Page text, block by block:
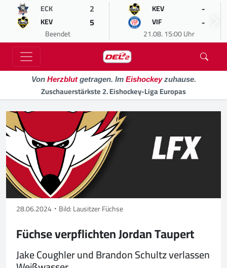
ECK 2
KEV 5
Beendet
KEV -
VIF -
21.08. 15:00 Uhr
Von Herzblutgetragen. Im Eishockeyzuhause.
Zuschauerstärkste 2. Eishockey-Liga Europas
28.06.2024 Bild: Lausitzer Füchse
Füchse verpflichten Jordan Taupert
Jake Coughler und Brandon Schultz verlassen